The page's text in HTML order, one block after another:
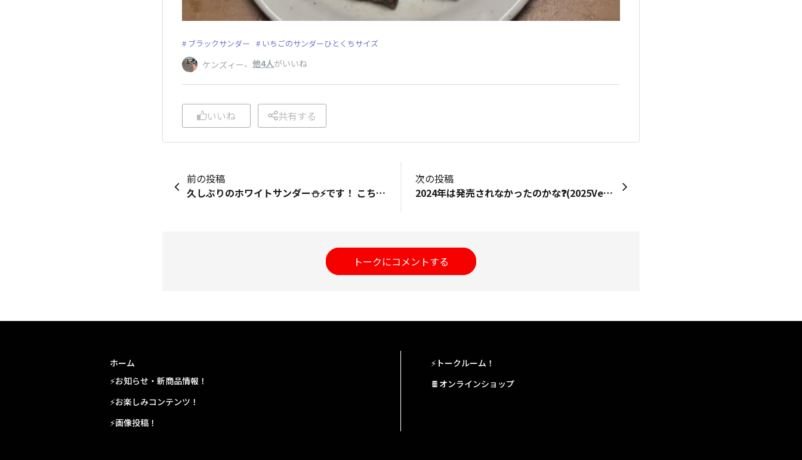
ブラックサンダー いちごのサンダーひとくちサイズ
ケンズィー、 他4人がいいね
いいね 共有する
前の投稿
久しぶりのホワイトサンダー⛄️⚡️です！ こちらのデパートで春の北海道物産大会が始まり、さっそく行って来ました！ 白いブラックサンダー、ピンクなブラックサンダー、メロンなブラックサンダー、ホワイトサンダーと定番の北海道限定サンダーだけでしたが、ホワイトサンダーのこのタイプのパッケージは初めて見ました😳 ちょっとお高めのホワイトサンダーだけど、やっぱり美味しいです👍 限定サンダーの中では1番好きなサンダーです😊
次の投稿
2024年は発売されなかったのかな❓️(2025Ver)他社の商品が写っちゃっててスミマセン🥵
トークにコメントする
ホーム
⚡お知らせ・新商品情報！
⚡お楽しみコンテンツ！
⚡画像投稿！
⚡トークルーム！
🍫オンラインショップ